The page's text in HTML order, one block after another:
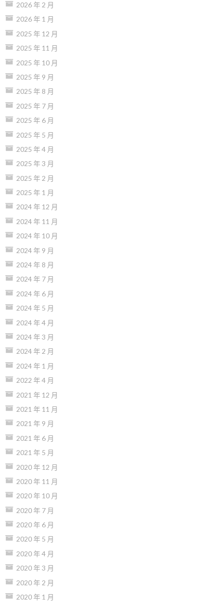
2026 年 2 月
2026 年 1 月
2025 年 12 月
2025 年 11 月
2025 年 10 月
2025 年 9 月
2025 年 8 月
2025 年 7 月
2025 年 6 月
2025 年 5 月
2025 年 4 月
2025 年 3 月
2025 年 2 月
2025 年 1 月
2024 年 12 月
2024 年 11 月
2024 年 10 月
2024 年 9 月
2024 年 8 月
2024 年 7 月
2024 年 6 月
2024 年 5 月
2024 年 4 月
2024 年 3 月
2024 年 2 月
2024 年 1 月
2022 年 4 月
2021 年 12 月
2021 年 11 月
2021 年 9 月
2021 年 6 月
2021 年 5 月
2020 年 12 月
2020 年 11 月
2020 年 10 月
2020 年 7 月
2020 年 6 月
2020 年 5 月
2020 年 4 月
2020 年 3 月
2020 年 2 月
2020 年 1 月